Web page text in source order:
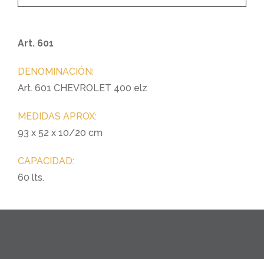
Art. 601
DENOMINACIÓN:
Art. 601 CHEVROLET 400 elz
MEDIDAS APROX:
93 x 52 x 10/20 cm
CAPACIDAD:
60 lts.